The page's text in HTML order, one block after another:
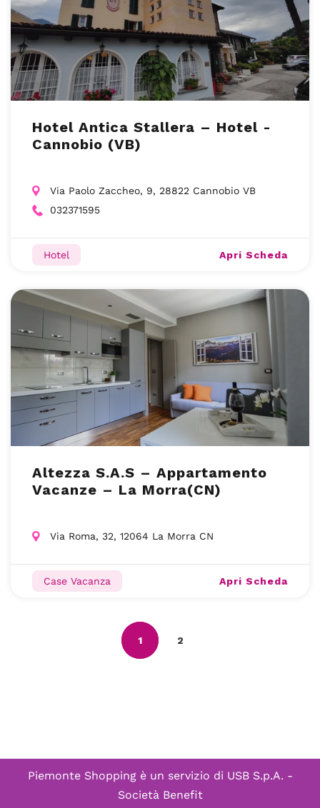
Hotel Antica Stallera – Hotel -
Cannobio (VB)
Via Paolo Zaccheo, 9, 28822 Cannobio VB
032371595
Hotel Apri Scheda
Altezza S.A.S – Appartamento
Vacanze – La Morra(CN)
Via Roma, 32, 12064 La Morra CN
Case Vacanza Apri Scheda
1 2
Piemonte Shopping è un servizio di USB S.p.A. -
Società Benefit